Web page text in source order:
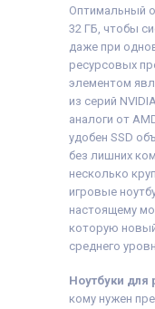
Оптимальный
32 ГБ, чтобы
даже при
ресурсовых
элементом
из серий
аналоги от
удобен SSD
без лишних
несколько
игровые
настоящему
которую
среднего
Ноутбуки для
кому нужен